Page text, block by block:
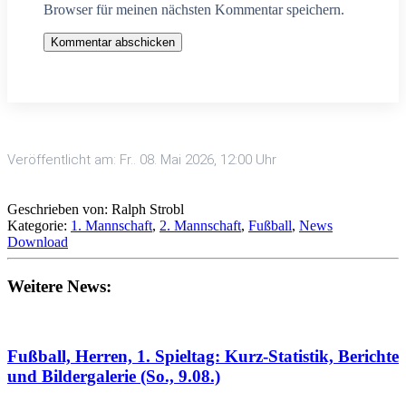
Browser für meinen nächsten Kommentar speichern.
Kommentar abschicken
Veröffentlicht am: Fr.. 08. Mai 2026, 12:00 Uhr
Geschrieben von: Ralph Strobl
Kategorie: 1. Mannschaft, 2. Mannschaft, Fußball, News
Download
Weitere News:
Fußball, Herren, 1. Spieltag: Kurz-Statistik, Berichte
und Bildergalerie (So., 9.08.)